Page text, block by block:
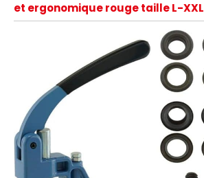
et ergonomique rouge taille L-XXL